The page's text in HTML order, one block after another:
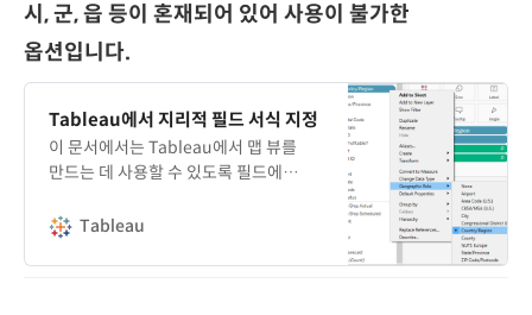
시, 군, 읍 등이 혼재되어 있어 사용이 불가한
옵션입니다.
Tableau에서 지리적 필드 서식 지정
이 문서에서는 Tableau에서 맵 뷰를
만드는 데 사용할 수 있도록 필드에
설명합니다
Tableau